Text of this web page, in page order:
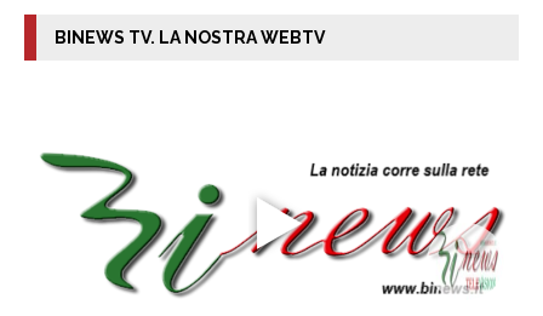
BINEWS TV. LA NOSTRA WEBTV